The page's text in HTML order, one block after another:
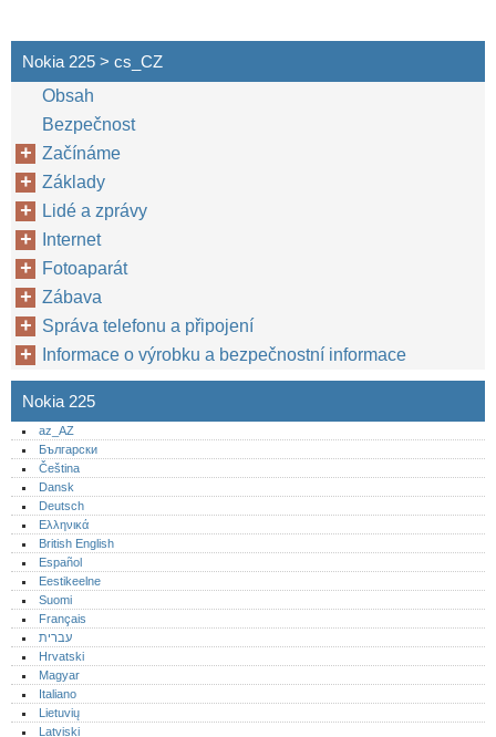
Nokia 225 > cs_CZ
Obsah
Bezpečnost
Začínáme
Základy
Lidé a zprávy
Internet
Fotoaparát
Zábava
Správa telefonu a připojení
Informace o výrobku a bezpečnostní informace
Nokia 225
az_AZ
Български
Čeština
Dansk
Deutsch
Ελληνικά
British English
Español
Eestikeelne
Suomi
Français
עברית
Hrvatski
Magyar
Italiano
Lietuvių
Latviski